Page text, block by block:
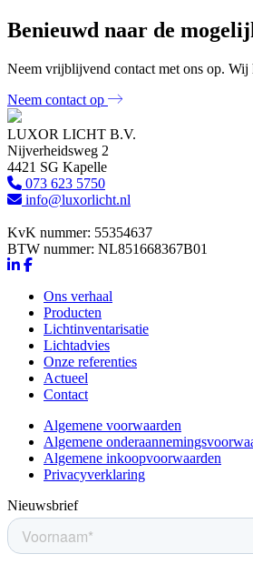
Benieuwd naar de
Neem vrijblijvend contact met ons op. Wij
Neem contact op
LUXOR LICHT B.V.
Nijverheidsweg 2
4421 SG Kapelle
073 623 5750
info@luxorlicht.nl
KvK nummer: 55354637
BTW nummer: NL851668367B01
Ons verhaal
Producten
Lichtinventarisatie
Lichtadvies
Onze referenties
Actueel
Contact
Algemene voorwaarden
Algemene
Algemene inkoopvoorwaarden
Privacyverklaring
Nieuwsbrief